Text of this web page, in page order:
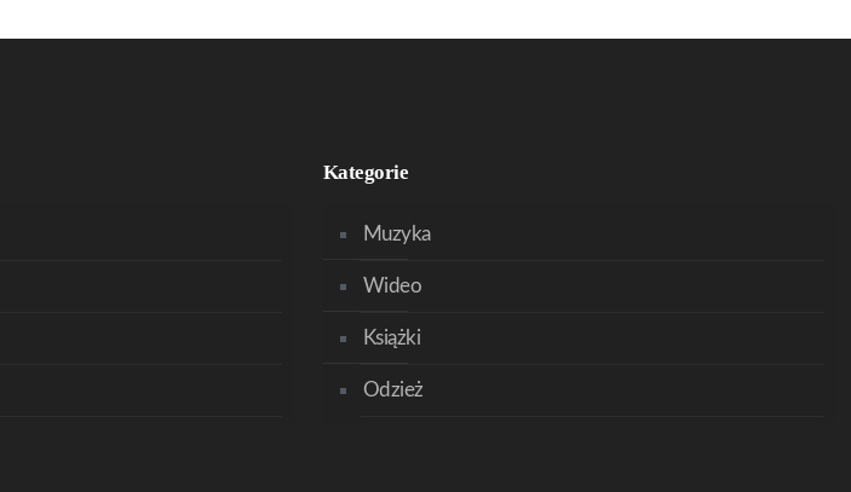
Kategorie
Muzyka
Wideo
Książki
Odzież